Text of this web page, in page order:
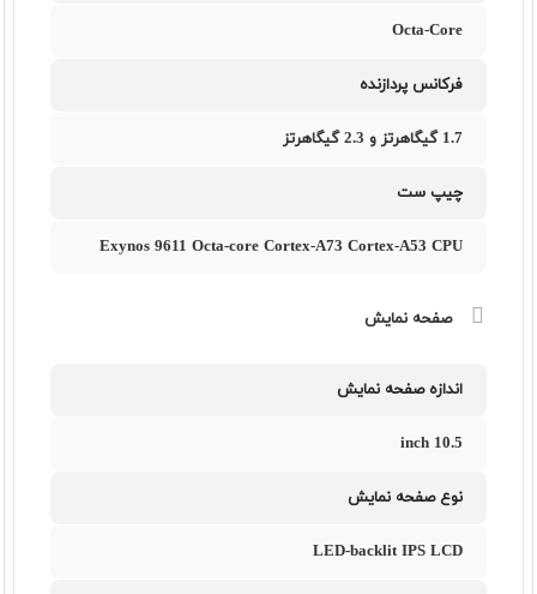
Octa-Core
فرکانس پردازنده
1.7 گیگاهرتز و 2.3 گیگاهرتز
چیپ ست
Exynos 9611 Octa-core Cortex-A73 Cortex-A53 CPU
صفحه نمایش
اندازه صفحه نمایش
10.5 inch
نوع صفحه نمایش
LED-backlit IPS LCD